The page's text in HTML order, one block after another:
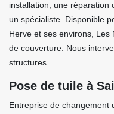
installation, une réparation
un spécialiste. Disponible
Herve et ses environs,
de couverture. Nous
structures.
Pose de tuile à
Entreprise de changement